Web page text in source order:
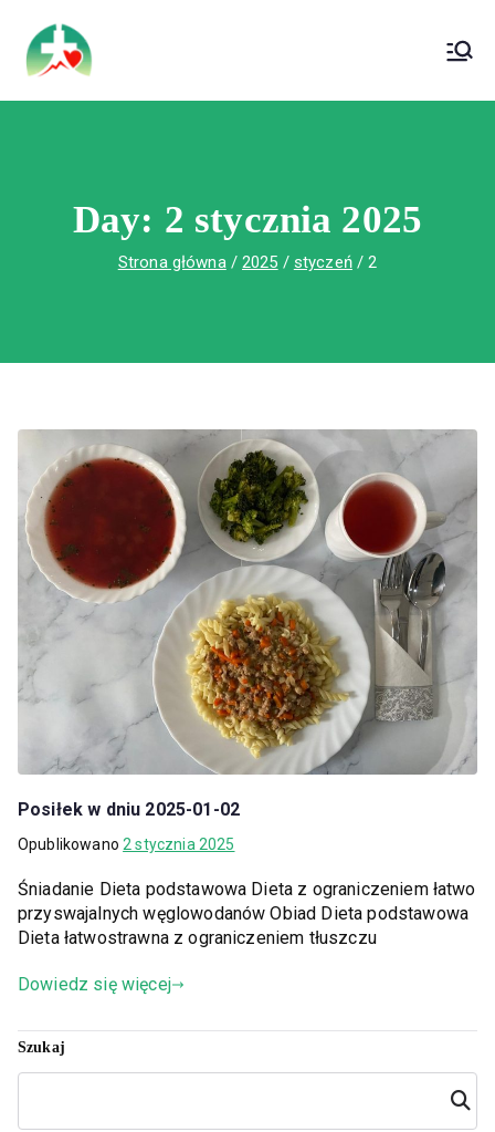
treści
Wojewódzki Szpital Specjalistyczny im.
Św. Rafała w Czerwonej Górze
Day: 2 stycznia 2025
Strona główna 2025 styczeń 2
Posiłek w dniu 2025-01-02
Opublikowano2 stycznia 2025
Śniadanie Dieta podstawowa Dieta z ograniczeniem łatwo
przyswajalnych węglowodanów Obiad Dieta podstawowa
Dieta łatwostrawna z ograniczeniem tłuszczu
Dowiedz się więcej
Szukaj
Szuka
j